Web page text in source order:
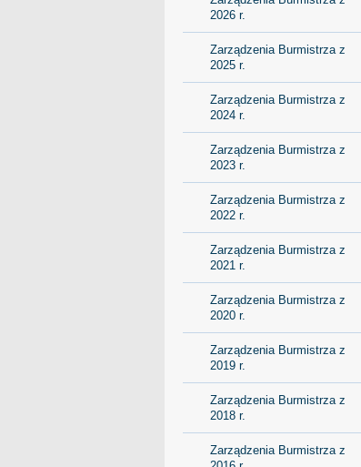
2026 r.
Zarządzenia Burmistrza z
2025 r.
Zarządzenia Burmistrza z
2024 r.
Zarządzenia Burmistrza z
2023 r.
Zarządzenia Burmistrza z
2022 r.
Zarządzenia Burmistrza z
2021 r.
Zarządzenia Burmistrza z
2020 r.
Zarządzenia Burmistrza z
2019 r.
Zarządzenia Burmistrza z
2018 r.
Zarządzenia Burmistrza z